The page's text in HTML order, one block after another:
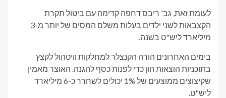
לעומת זאת, גב' ריבס דחפה קדימה עם ביטול תקרת
הקצבאות לשני ילדים בעלות משלם המסים של יותר מ-3
מיליארד ליש"ט בשנה.
בימים האחרונים הורה הקנצלר למחלקות וויטהול לקצץ
בתוכניות הוצאות הון כדי לפנות כסף להגנה. האוצר מאמין
שקיצוצים ממוצעים של 1% יכולים לשחרר כ-6 מיליארד
ליש"ט.